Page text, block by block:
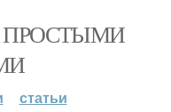
ПРОСТЫМИ
статьи